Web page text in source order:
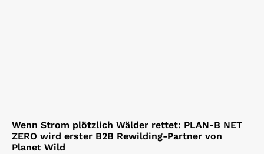
Wenn Strom plötzlich Wälder rettet: PLAN-B NET
ZERO wird erster B2B Rewilding-Partner von
Planet Wild